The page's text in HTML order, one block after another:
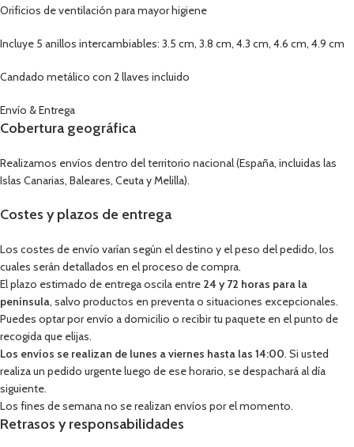
Orificios de ventilación para mayor higiene
Incluye 5 anillos intercambiables: 3.5 cm, 3.8 cm, 4.3 cm, 4.6 cm, 4.9 cm
Candado metálico con 2 llaves incluido
Envío & Entrega
Cobertura geográfica
Realizamos envíos dentro del territorio nacional (España, incluidas las
Islas Canarias, Baleares, Ceuta y Melilla).
Costes y plazos de entrega
Los costes de envío varían según el destino y el peso del pedido, los
cuales serán detallados en el proceso de compra.
El plazo estimado de entrega oscila entre 24 y 72 horas para la
península, salvo productos en preventa o situaciones excepcionales.
Puedes optar por envío a domicilio o recibir tu paquete en el punto de
recogida que elijas.
Los envíos se realizan de lunes a viernes hasta las 14:00. Si usted
realiza un pedido urgente luego de ese horario, se despachará al día
siguiente.
Los fines de semana no se realizan envíos por el momento.
Retrasos y responsabilidades